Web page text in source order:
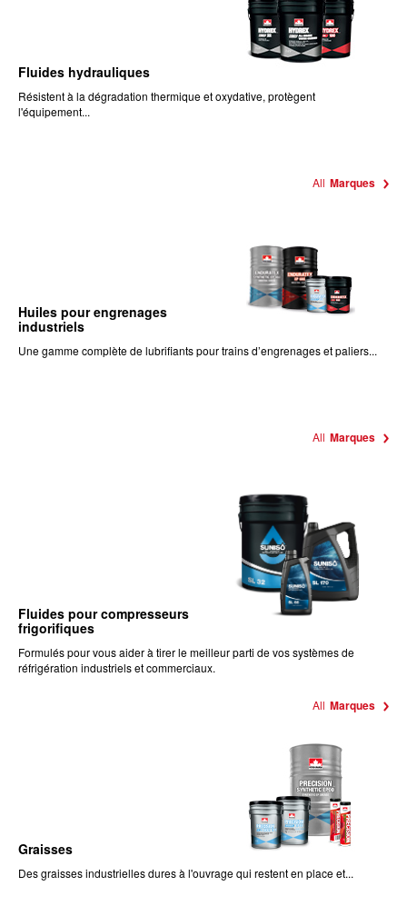
Fluides hydrauliques
Résistent à la dégradation thermique et oxydative, protègent
l'équipement...
All Marques
Huiles pour engrenages
industriels
Une gamme complète de lubrifiants pour trains d’engrenages et paliers...
All Marques
Fluides pour compresseurs
frigorifiques
Formulés pour vous aider à tirer le meilleur parti de vos systèmes de
réfrigération industriels et commerciaux.
All Marques
Graisses
Des graisses industrielles dures à l'ouvrage qui restent en place et...